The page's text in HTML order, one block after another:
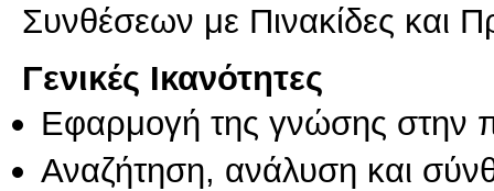
Συνθέσεων με Πινακίδες και
Γενικές Ικανότητες
Εφαρμογή της γνώσης στην
Αναζήτηση, ανάλυση και